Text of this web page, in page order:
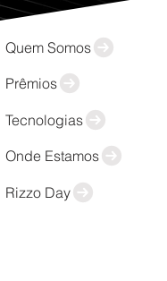
Quem Somos
Prêmios
Tecnologias
Onde Estamos
Rizzo Day